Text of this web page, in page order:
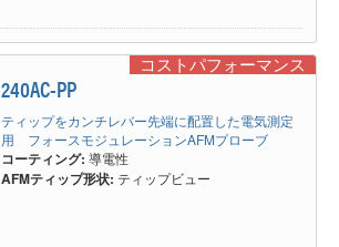
コストパフォーマンス
240AC-PP
ティップをカンチレバー先端に配置した電気測定
用 フォースモジュレーションAFMプローブ
コーティング: 導電性
AFMティップ形状: ティップビュー